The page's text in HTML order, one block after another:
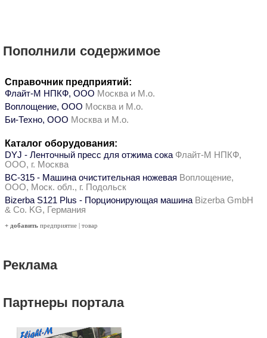
Пополнили содержимое
Справочник предприятий:
Флайт-М НПКФ, ООО Москва и М.о.
Воплощение, ООО Москва и М.о.
Би-Техно, ООО Москва и М.о.
Каталог оборудования:
DYJ - Ленточный пресс для отжима сока Флайт-М НПКФ,
ООО, г. Москва
ВС-315 - Машина очистительная ножевая Воплощение,
ООО, Моск. обл., г. Подольск
Bizerba S121 Plus - Порционирующая машина Bizerba GmbH
& Co. KG, Германия
+ добавить предприятие | товар
Реклама
Партнеры портала